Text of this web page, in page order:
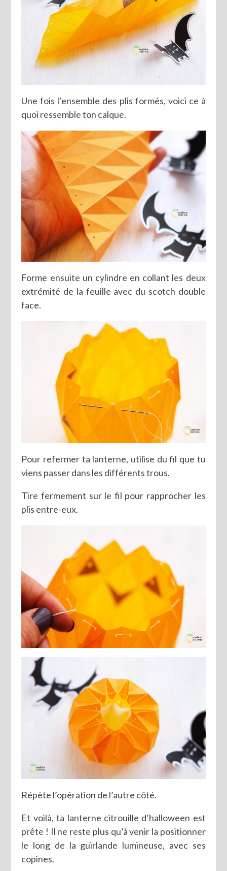
Une fois l’ensemble des plis formés, voici ce à
quoi ressemble ton calque.
Forme ensuite un cylindre en collant les deux
extrémité de la feuille avec du scotch double
face.
Pour refermer ta lanterne, utilise du fil que tu
viens passer dans les différents trous.
Tire fermement sur le fil pour rapprocher les
plis entre-eux.
Répète l’opération de l’autre côté.
Et voilà, ta lanterne citrouille d’halloween est
prête ! Il ne reste plus qu’à venir la positionner
le long de la guirlande lumineuse, avec ses
copines.